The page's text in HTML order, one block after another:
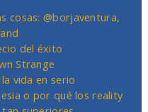
cosas: @borjaventura,
del éxito
Strange
vida en serio
o por qué los reality